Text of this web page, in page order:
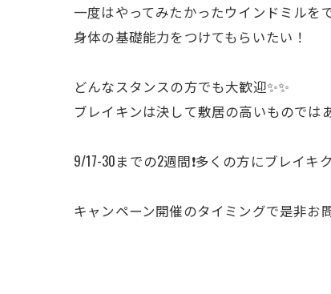
一度はやってみたかったウインドミルを
身体の基礎能力をつけてもらいたい！
どんなスタンスの方でも大歓迎✨✨
ブレイキンは決して敷居の高いものでは
9/17-30までの2週間❗️多くの方にブレイ
キャンペーン開催のタイミングで是非お